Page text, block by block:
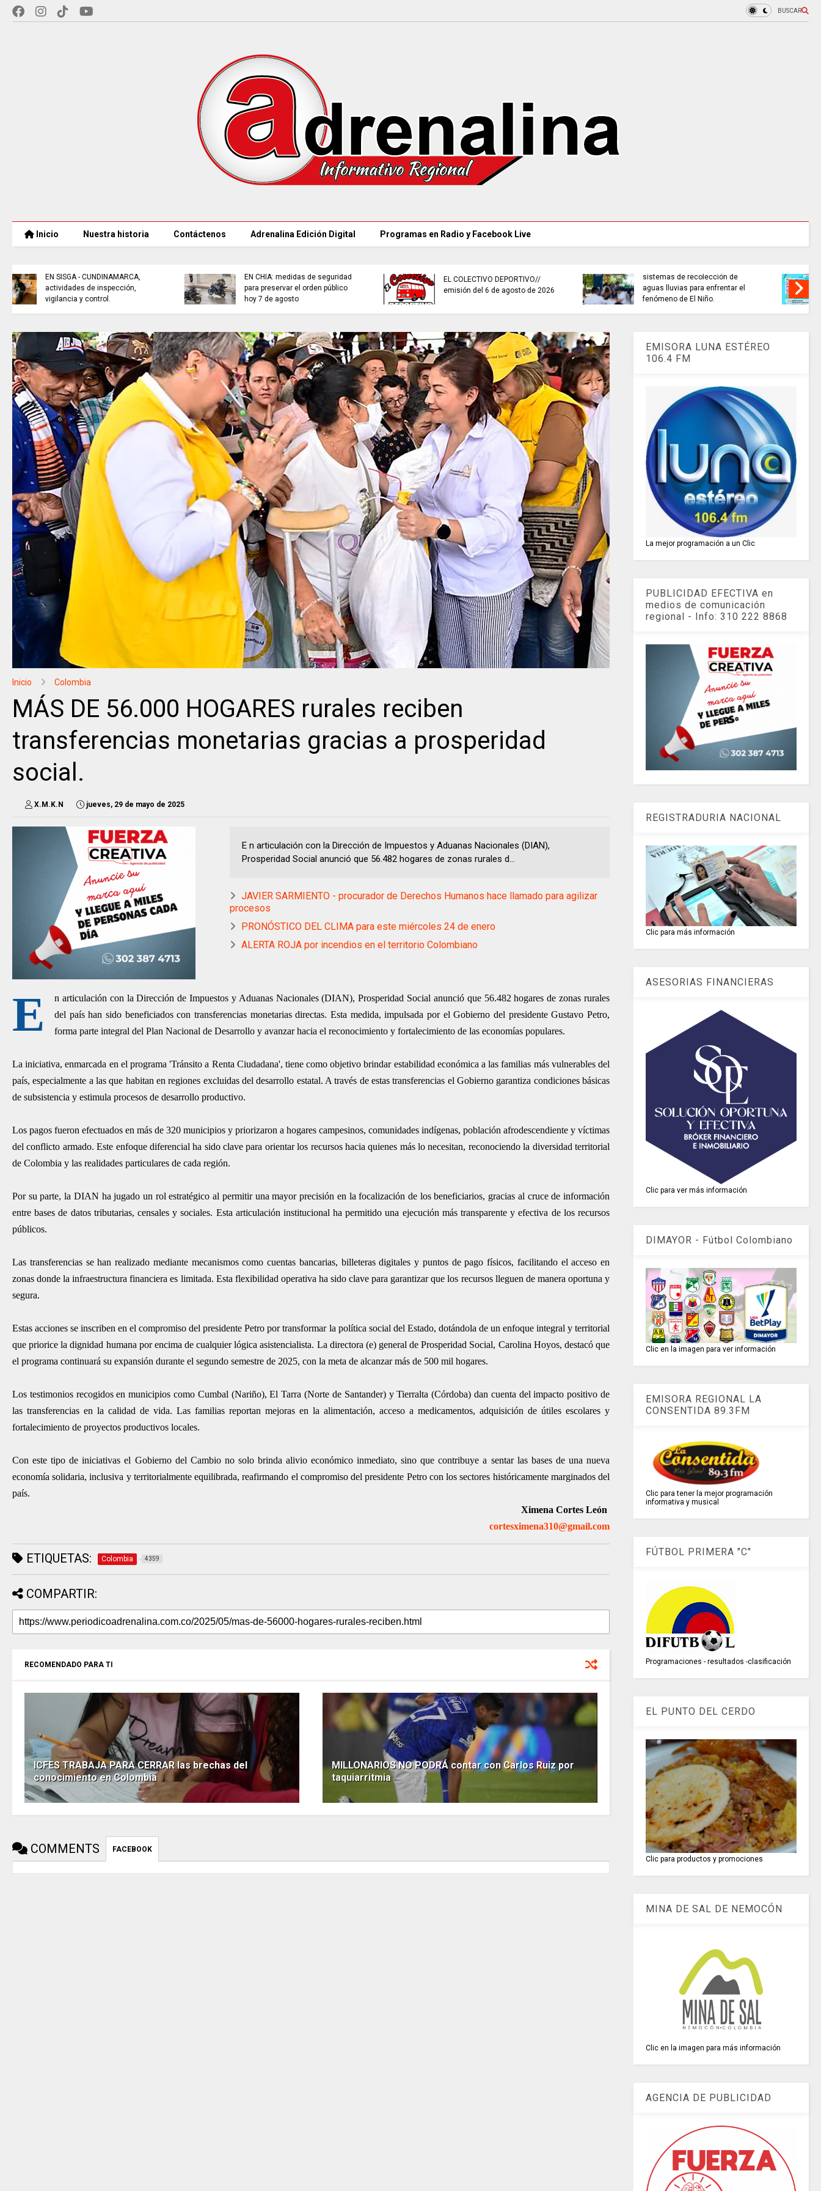
BUSCAR
Inicio Nuestra historia Contáctenos Adrenalina Edición Digital Programas en Radio y Facebook Live
EL COLECTIVO DEPORTIVO//
emisión del 6 de agosto de 2026
sistemas de recolección de
aguas lluvias para enfrentar el
fenómeno de El Niño.
TRABAJO...........................si hay //
viernes 7 de agosto de 2026
ES HORA DE REFLEXIONAR
Inicio Colombia
MÁS DE 56.000 HOGARES rurales reciben
transferencias monetarias gracias a prosperidad
social.
X.M.K.N jueves, 29 de mayo de 2025
E n articulación con la Dirección de Impuestos y Aduanas Nacionales (DIAN),
Prosperidad Social anunció que 56.482 hogares de zonas rurales d...
JAVIER SARMIENTO - procurador de Derechos Humanos hace llamado para agilizar
procesos
PRONÓSTICO DEL CLIMA para este miércoles 24 de enero
ALERTA ROJA por incendios en el territorio Colombiano
E
n articulación con la Dirección de Impuestos y Aduanas Nacionales (DIAN), Prosperidad Social anunció que 56.482 hogares de zonas rurales
del país han sido beneficiados con transferencias monetarias directas. Esta medida, impulsada por el Gobierno del presidente Gustavo Petro,
forma parte integral del Plan Nacional de Desarrollo y avanzar hacia el reconocimiento y fortalecimiento de las economías populares.
La iniciativa, enmarcada en el programa 'Tránsito a Renta Ciudadana', tiene como objetivo brindar estabilidad económica a las familias más vulnerables del
país, especialmente a las que habitan en regiones excluidas del desarrollo estatal. A través de estas transferencias el Gobierno garantiza condiciones básicas
de subsistencia y estimula procesos de desarrollo productivo.
Los pagos fueron efectuados en más de 320 municipios y priorizaron a hogares campesinos, comunidades indígenas, población afrodescendiente y víctimas
del conflicto armado. Este enfoque diferencial ha sido clave para orientar los recursos hacia quienes más lo necesitan, reconociendo la diversidad territorial
de Colombia y las realidades particulares de cada región.
Por su parte, la DIAN ha jugado un rol estratégico al permitir una mayor precisión en la focalización de los beneficiarios, gracias al cruce de información
entre bases de datos tributarias, censales y sociales. Esta articulación institucional ha permitido una ejecución más transparente y efectiva de los recursos
públicos.
Las transferencias se han realizado mediante mecanismos como cuentas bancarias, billeteras digitales y puntos de pago físicos, facilitando el acceso en
zonas donde la infraestructura financiera es limitada. Esta flexibilidad operativa ha sido clave para garantizar que los recursos lleguen de manera oportuna y
segura.
Estas acciones se inscriben en el compromiso del presidente Petro por transformar la política social del Estado, dotándola de un enfoque integral y territorial
que priorice la dignidad humana por encima de cualquier lógica asistencialista. La directora (e) general de Prosperidad Social, Carolina Hoyos, destacó que
el programa continuará su expansión durante el segundo semestre de 2025, con la meta de alcanzar más de 500 mil hogares.
Los testimonios recogidos en municipios como Cumbal (Nariño), El Tarra (Norte de Santander) y Tierralta (Córdoba) dan cuenta del impacto positivo de
las transferencias en la calidad de vida. Las familias reportan mejoras en la alimentación, acceso a medicamentos, adquisición de útiles escolares y
fortalecimiento de proyectos productivos locales.
Con este tipo de iniciativas el Gobierno del Cambio no solo brinda alivio económico inmediato, sino que contribuye a sentar las bases de una nueva
economía solidaria, inclusiva y territorialmente equilibrada, reafirmando el compromiso del presidente Petro con los sectores históricamente marginados del
país.
Ximena Cortes León
cortesximena310@gmail.com
ETIQUETAS: Colombia 4359
COMPARTIR:
RECOMENDADO PARA TI
ICFES TRABAJA PARA CERRAR las brechas del
conocimiento en Colombia
MILLONARIOS NO PODRÁ contar con Carlos Ruiz por
taquiarritmia
COMMENTS FACEBOOK
EMISORA LUNA ESTÉREO
106.4 FM
La mejor programación a un Clic
PUBLICIDAD EFECTIVA en
medios de comunicación
regional - Info: 310 222 8868
REGISTRADURIA NACIONAL
Clic para más información
ASESORIAS FINANCIERAS
Clic para ver más información
DIMAYOR - Fútbol Colombiano
Clic en la imagen para ver información
EMISORA REGIONAL LA
CONSENTIDA 89.3FM
Clic para tener la mejor programación
informativa y musical
FÚTBOL PRIMERA "C"
Programaciones - resultados -clasificación
EL PUNTO DEL CERDO
Clic para productos y promociones
MINA DE SAL DE NEMOCÓN
Clic en la imagen para más información
AGENCIA DE PUBLICIDAD